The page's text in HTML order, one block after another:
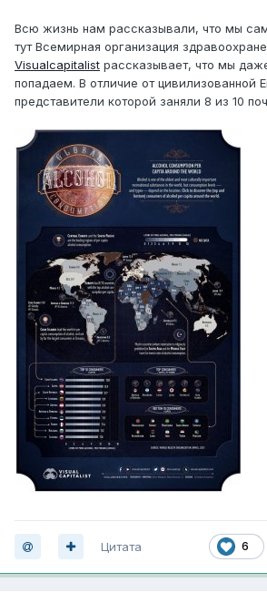
Всю жизнь нам рассказывали, что мы
тут Всемирная организация
Visualcapitalist рассказывает, что мы
попадаем. В отличие от цивилизованной
представители которой заняли 8 из 10
6
Цитата